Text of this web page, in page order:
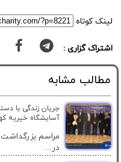
لینک کوتاه
اشتراک گزاری :
مطالب مشابه
جریان زندگی با
آسایشگاه خیریه
مراسم
در...